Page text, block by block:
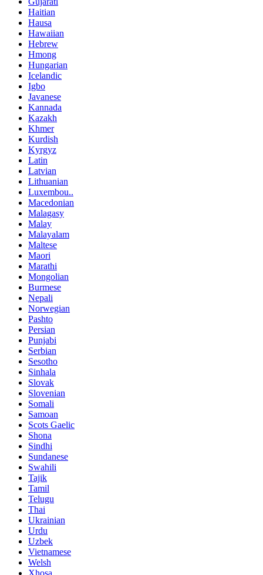
Haitian
Hausa
Hawaiian
Hebrew
Hmong
Hungarian
Icelandic
Igbo
Javanese
Kannada
Kazakh
Khmer
Kurdish
Kyrgyz
Latin
Latvian
Lithuanian
Luxembou..
Macedonian
Malagasy
Malay
Malayalam
Maltese
Maori
Marathi
Mongolian
Burmese
Nepali
Norwegian
Pashto
Persian
Punjabi
Serbian
Sesotho
Sinhala
Slovak
Slovenian
Somali
Samoan
Scots Gaelic
Shona
Sindhi
Sundanese
Swahili
Tajik
Tamil
Telugu
Thai
Ukrainian
Urdu
Uzbek
Vietnamese
Welsh